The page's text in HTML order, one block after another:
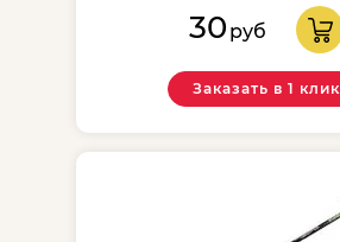
30 руб
Заказать в 1 клик